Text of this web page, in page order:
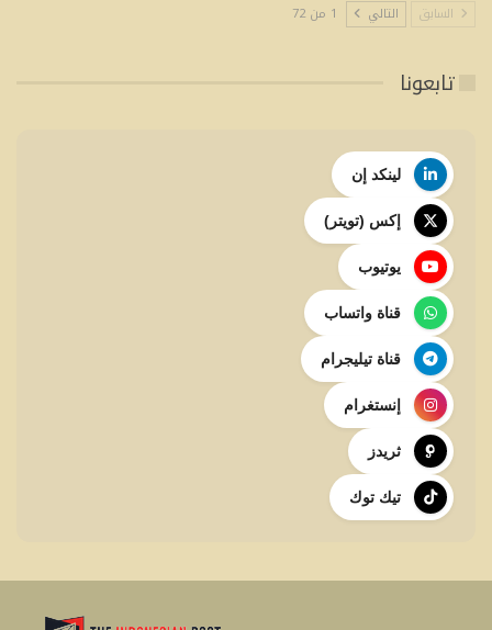
السابق التالي 1 من 72
تابعونا
لينكد إن
إكس (تويتر)
يوتيوب
قناة واتساب
قناة تيليجرام
إنستغرام
ثريدز
تيك توك